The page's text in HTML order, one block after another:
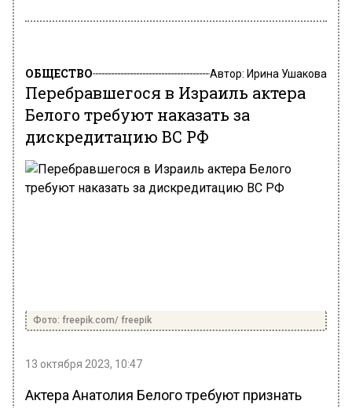
ОБЩЕСТВО Автор: Ирина Ушакова
Перебравшегося в Израиль актера
Белого требуют наказать за
дискредитацию ВС РФ
Фото: freepik.com/ freepik
13 октября 2023, 10:47
Актера Анатолия Белого требуют признать